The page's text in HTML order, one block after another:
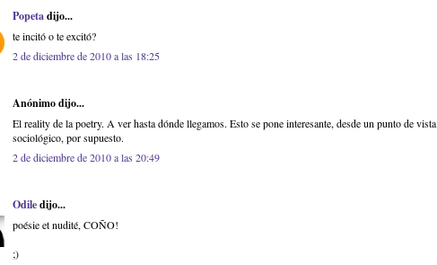
Popetadijo...
te incitó o te excitó?
2 de diciembre de 2010 a las 18:25
Anónimo dijo...
El reality de la poetry. A ver hasta dónde llegamos. Esto se pone interesante, desde un punto de vista
sociológico, por supuesto.
2 de diciembre de 2010 a las 20:49
Odiledijo...
poésie et nudité, COÑO!
;)